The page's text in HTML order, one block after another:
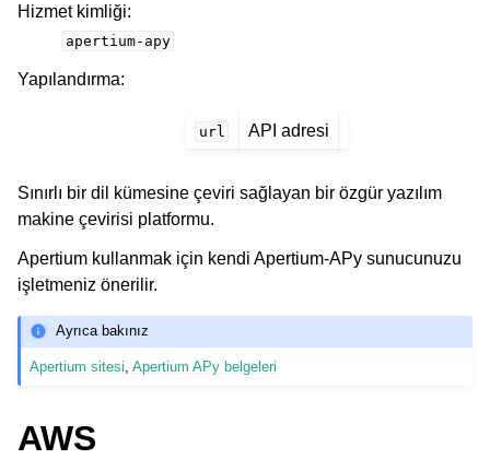
Hizmet kimliği:
apertium-apy
Yapılandırma:
url API adresi
Sınırlı bir dil kümesine çeviri sağlayan bir özgür yazılım
makine çevirisi platformu.
Apertium kullanmak için kendi Apertium-APy sunucunuzu
işletmeniz önerilir.
Ayrıca bakınız
Apertium sitesi ,Apertium APy belgeleri
AWS